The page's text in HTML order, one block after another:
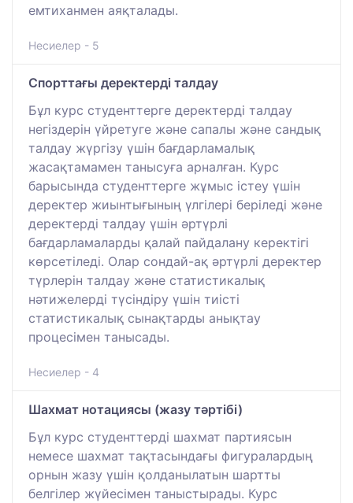
емтиханмен аяқталады.
Несиелер - 5
Спорттағы деректерді талдау
Бұл курс студенттерге деректерді талдау
негіздерін үйретуге және сапалы және сандық
талдау жүргізу үшін бағдарламалық
жасақтамамен танысуға арналған. Курс
барысында студенттерге жұмыс істеу үшін
деректер жиынтығының үлгілері беріледі және
деректерді талдау үшін әртүрлі
бағдарламаларды қалай пайдалану керектігі
көрсетіледі. Олар сондай-ақ әртүрлі деректер
түрлерін талдау және статистикалық
нәтижелерді түсіндіру үшін тиісті
статистикалық сынақтарды анықтау
процесімен танысады.
Несиелер - 4
Шахмат нотациясы (жазу тәртібі)
Бұл курс студенттерді шахмат партиясын
немесе шахмат тақтасындағы фигуралардың
орнын жазу үшін қолданылатын шартты
белгілер жүйесімен таныстырады. Курс